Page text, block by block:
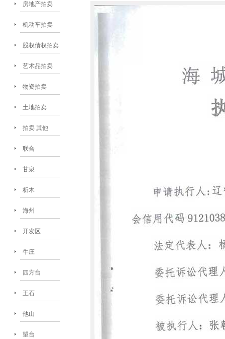
房地产拍卖
机动车拍卖
股权债权拍卖
艺术品拍卖
物资拍卖
土地拍卖
拍卖 其他
联合
甘泉
析木
海州
开发区
牛庄
四方台
王石
他山
望台